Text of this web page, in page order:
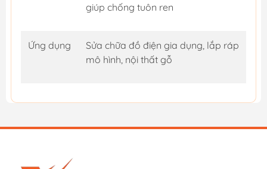
giúp chống tuôn ren
Ứng dụng
Sửa chữa đồ điện gia dụng, lắp ráp
mô hình, nội thất gỗ